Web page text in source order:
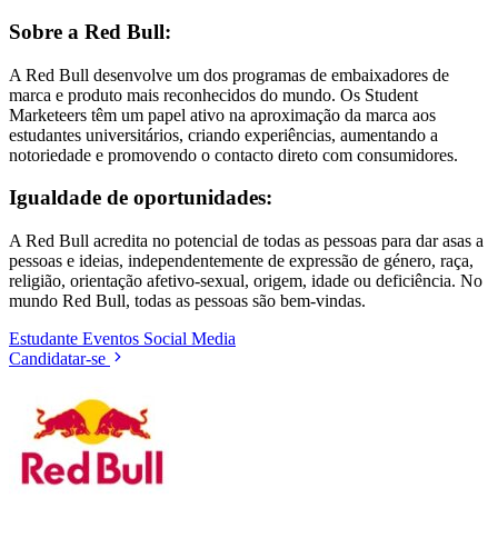
Sobre a Red Bull:
A Red Bull desenvolve um dos programas de embaixadores de
marca e produto mais reconhecidos do mundo. Os Student
Marketeers têm um papel ativo na aproximação da marca aos
estudantes universitários, criando experiências, aumentando a
notoriedade e promovendo o contacto direto com consumidores.
Igualdade de oportunidades:
A Red Bull acredita no potencial de todas as pessoas para dar asas a
pessoas e ideias, independentemente de expressão de género, raça,
religião, orientação afetivo-sexual, origem, idade ou deficiência. No
mundo Red Bull, todas as pessoas são bem-vindas.
Estudante Eventos Social Media
Candidatar-se